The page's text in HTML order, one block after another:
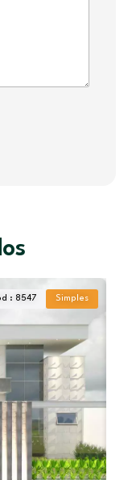
: 8547 Simples